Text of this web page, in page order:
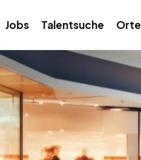
Jobs Talentsuche Orte